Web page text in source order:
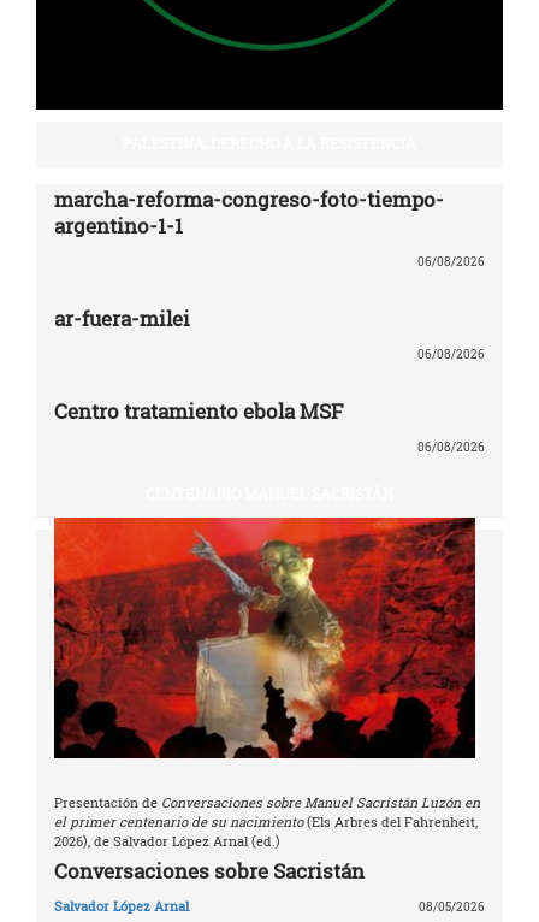
marcha-reforma-congreso-foto-tiempo-
argentino-1-1
06/08/2026
ar-fuera-milei
06/08/2026
Centro tratamiento ebola MSF
06/08/2026
Presentación de Conversaciones sobre Manuel Sacristán Luzón en
el primer centenario de su nacimiento(Els Arbres del Fahrenheit,
2026), de Salvador López Arnal (ed.)
Conversaciones sobre Sacristán
Salvador López Arnal 08/05/2026